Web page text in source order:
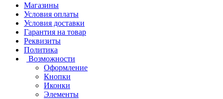
Магазины
Условия оплаты
Условия доставки
Гарантия на товар
Реквизиты
Политика
Возможности
Оформление
Кнопки
Иконки
Элементы